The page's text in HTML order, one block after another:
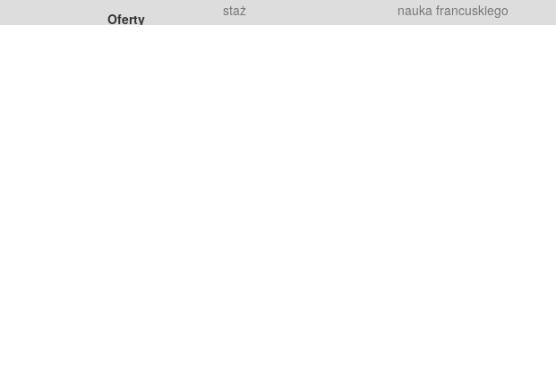
Oferty
staż
nauka francuskiego